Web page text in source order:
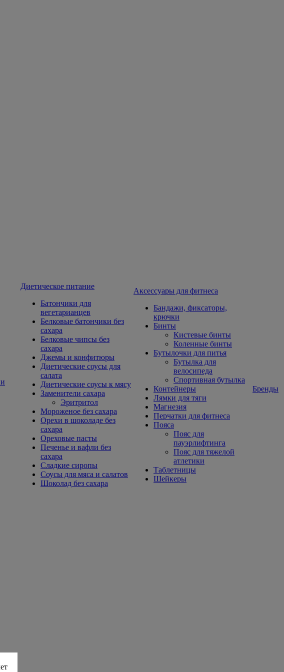
Диетическое питание
Батончики для
вегетарианцев
Белковые батончики без
сахара
Белковые чипсы без
сахара
Джемы и конфитюры
Диетические соусы для
салата
Диетические соусы к мясу
Заменители сахара
Эритритол
Мороженое без сахара
Орехи в шоколаде без
сахара
Ореховые пасты
Печенье и вафли без
сахара
Сладкие сиропы
Соусы для мяса и салатов
Шоколад без сахара
Aксессуары для фитнеса
Бандажи, фиксаторы,
крючки
Бинты
Кистевые бинты
Коленные бинты
Бутылочки для питья
Бутылка для
велосипеда
Спортивная бутылка
Контейнеры
Лямки для тяги
Магнезия
Перчатки для фитнеса
Пояса
Пояс для
пауэрлифтинга
Пояс для тяжелой
атлетики
Таблетницы
Шейкеры
Бренды